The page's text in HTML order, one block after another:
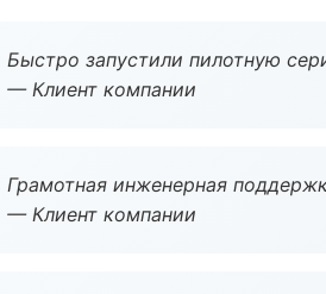
Быстро запустили пилотную
— Клиент компании
Грамотная инженерная
— Клиент компании